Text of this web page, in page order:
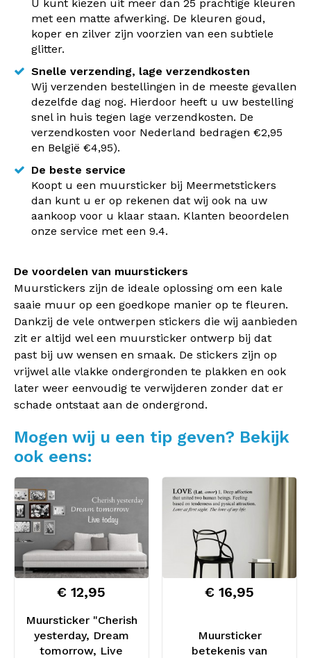
U kunt kiezen uit meer dan 25 prachtige kleuren
met een matte afwerking. De kleuren goud,
koper en zilver zijn voorzien van een subtiele
glitter.
Snelle verzending, lage verzendkosten
Wij verzenden bestellingen in de meeste gevallen
dezelfde dag nog. Hierdoor heeft u uw bestelling
snel in huis tegen lage verzendkosten. De
verzendkosten voor Nederland bedragen €2,95
en België €4,95).
De beste service
Koopt u een muursticker bij Meermetstickers
dan kunt u er op rekenen dat wij ook na uw
aankoop voor u klaar staan. Klanten beoordelen
onze service met een 9.4.
De voordelen van muurstickers
Muurstickers zijn de ideale oplossing om een kale
saaie muur op een goedkope manier op te fleuren.
Dankzij de vele ontwerpen stickers die wij aanbieden
zit er altijd wel een muursticker ontwerp bij dat
past bij uw wensen en smaak. De stickers zijn op
vrijwel alle vlakke ondergronden te plakken en ook
later weer eenvoudig te verwijderen zonder dat er
schade ontstaat aan de ondergrond.
Mogen wij u een tip geven? Bekijk
ook eens:
Muursticker "Cherish
yesterday, Dream
tomorrow, Live
€ 12,95
Muursticker
betekenis van
€ 16,95